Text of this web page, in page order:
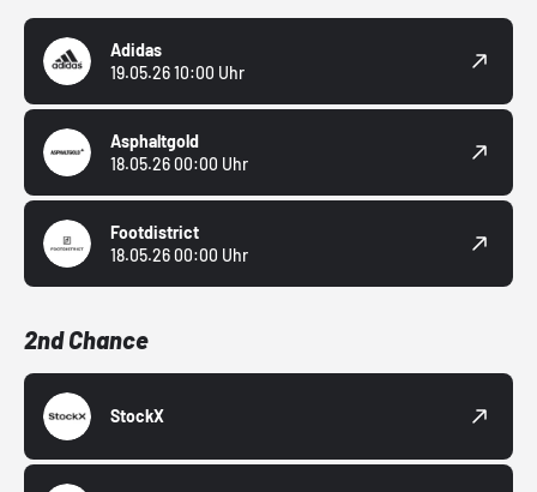
Adidas
19.05.26 10:00 Uhr
Asphaltgold
18.05.26 00:00 Uhr
Footdistrict
18.05.26 00:00 Uhr
2nd Chance
StockX